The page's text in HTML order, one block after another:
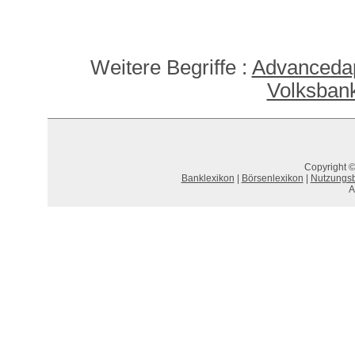
Weitere Begriffe :
Copyright
Banklexikon
Börsenlexikon